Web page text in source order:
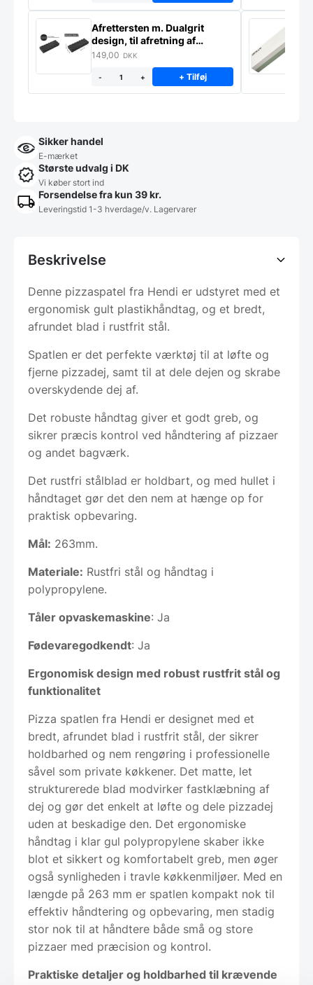
Afrettersten m. Dualgrit
design, til afretning af
slibesten
149,00 DKK
- + + Tilføj
Sikker handel
E-mærket
Største udvalg i DK
Vi køber stort ind
Forsendelse fra kun 39 kr.
Leveringstid 1-3 hverdage/v. Lagervarer
Beskrivelse
Denne pizzaspatel fra Hendi er udstyret med et
ergonomisk gult plastikhåndtag, og et bredt,
afrundet blad i rustfrit stål.
Spatlen er det perfekte værktøj til at løfte og
fjerne pizzadej, samt til at dele dejen og skrabe
overskydende dej af.
Det robuste håndtag giver et godt greb, og
sikrer præcis kontrol ved håndtering af pizzaer
og andet bagværk.
Det rustfri stålblad er holdbart, og med hullet i
håndtaget gør det den nem at hænge op for
praktisk opbevaring.
Mål: 263mm.
Materiale: Rustfri stål og håndtag i
polypropylene.
Tåler opvaskemaskine: Ja
Fødevaregodkendt: Ja
Ergonomisk design med robust rustfrit stål og
funktionalitet
Pizza spatlen fra Hendi er designet med et
bredt, afrundet blad i rustfrit stål, der sikrer
holdbarhed og nem rengøring i professionelle
såvel som private køkkener. Det matte, let
strukturerede blad modvirker fastklæbning af
dej og gør det enkelt at løfte og dele pizzadej
uden at beskadige den. Det ergonomiske
håndtag i klar gul polypropylene skaber ikke
blot et sikkert og komfortabelt greb, men øger
også synligheden i travle køkkenmiljøer. Med en
længde på 263 mm er spatlen kompakt nok til
effektiv håndtering og opbevaring, men stadig
stor nok til at håndtere både små og store
pizzaer med præcision og kontrol.
Praktiske detaljer og holdbarhed til krævende